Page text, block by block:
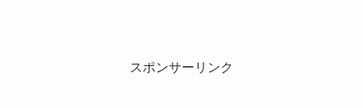
スポンサーリンク